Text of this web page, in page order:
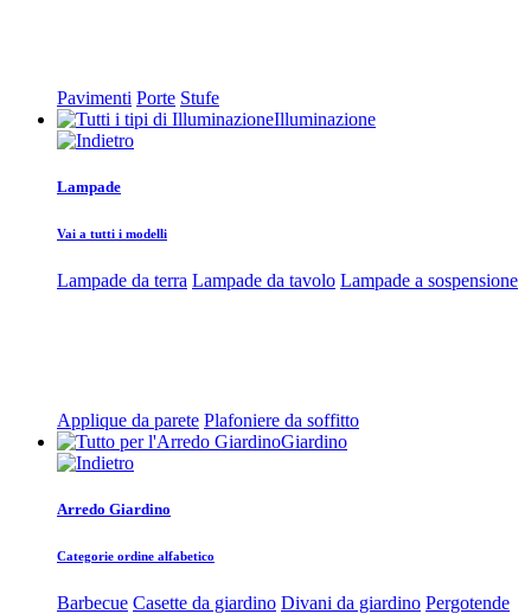
Pavimenti Porte Stufe
Illuminazione
Lampade
Vai a tutti i modelli
Lampade da terra Lampade da tavolo Lampade a sospensione
Applique da parete Plafoniere da soffitto
Giardino
Arredo Giardino
Categorie ordine alfabetico
Barbecue Casette da giardino Divani da giardino Pergotende